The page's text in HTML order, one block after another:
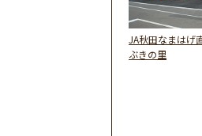
JA秋田なまはげ
ぶきの里